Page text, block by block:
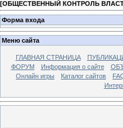
[ОБЩЕСТВЕННЫЙ КОНТРОЛЬ
Форма входа
Меню сайта
ГЛАВНАЯ СТРАНИЦА
ФОРУМ
Информация о сайте
Онлайн игры
Каталог сайтов